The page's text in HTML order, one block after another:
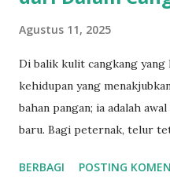
Agustus 11, 2025
Di balik kulit cangkang
kehidupan yang
bahan pangan; ia adalah
baru. Bagi peternak, telur
peneliti dan pecinta satwa,
BERBAGI POSTING